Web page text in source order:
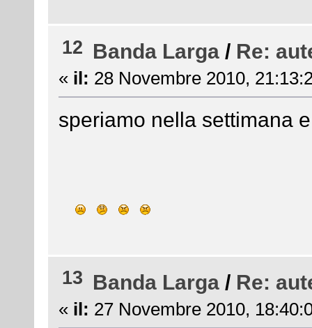
12 Banda Larga / Re:
« il: 28 Novembre 2010,
speriamo nella settimana
13 Banda Larga / Re:
« il: 27 Novembre 2010,